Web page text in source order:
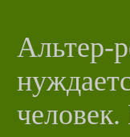
Альтер-